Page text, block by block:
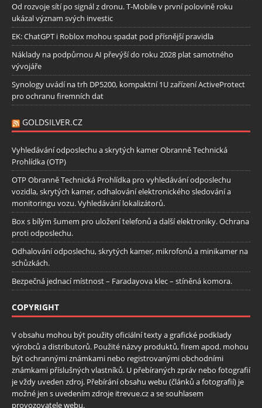
Od rozvoje sítí po signál z dronu. T-Mobile v první polovině roku
ukázal význam svých investic
EK: ChatGPT i Roblox mohou spadat pod přísnější pravidla
Náklady na podpůrnou AI převýší do roku 2028 plat samotného
vývojáře
Synology uvádí na trh DP5200, kompaktní 1U zařízení ActiveProtect
pro ochranu firemních dat
GOLDSILVER.CZ
Vyhledávání odposlechu a skrytých kamer Obranně Technická
Prohlídka (OTP)
OTP Obranně Technická Prohlídka pro vyhledávání odposlechu
vozidla, skrytých kamer, odhalování elektronického sledování a
monitoringu vozu. Vyhledávání lokalizátorů.
Box s bílým šumem pro uložení telefonů a další elektroniky. Ochrana
proti odposlechu.
Odhalování odposlechu, skrytých kamer, mikrofonů a minikamer na
schůzkách.
Bezpečná jednací místnost – Faradayova klec – stíněná komora.
COPYRIGHT
V obsahu mohou být použity oficiální texty a grafické podklady
výrobců a distributorů. Použité názvy produktů, firem apod. mohou
být ochrannými známkami nebo registrovanými obchodními
známkami příslušných vlastníků. U přebíraných zpráv nebo fotografií
je vždy uveden zdroj. Přebírání obsahu webu (článků a fotografií) je
možné jen s uvedením zdroje itrevue.cz a se souhlasem
provozovatele webu.